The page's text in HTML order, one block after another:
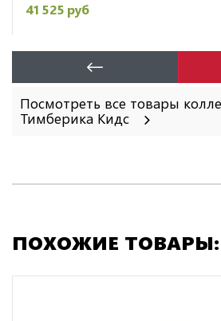
41 525 руб
Посмотреть все товары
Тимберика Кидс
ПОХОЖИЕ ТОВАРЫ: